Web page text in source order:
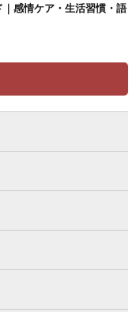
感情ケア・生活習慣・語